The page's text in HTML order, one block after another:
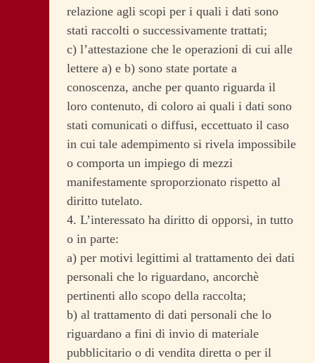
relazione agli scopi per i quali i dati sono
stati raccolti o successivamente trattati;
c) l’attestazione che le operazioni di cui alle
lettere a) e b) sono state portate a
conoscenza, anche per quanto riguarda il
loro contenuto, di coloro ai quali i dati sono
stati comunicati o diffusi, eccettuato il caso
in cui tale adempimento si rivela impossibile
o comporta un impiego di mezzi
manifestamente sproporzionato rispetto al
diritto tutelato.
4. L’interessato ha diritto di opporsi, in tutto
o in parte:
a) per motivi legittimi al trattamento dei dati
personali che lo riguardano, ancorchè
pertinenti allo scopo della raccolta;
b) al trattamento di dati personali che lo
riguardano a fini di invio di materiale
pubblicitario o di vendita diretta o per il